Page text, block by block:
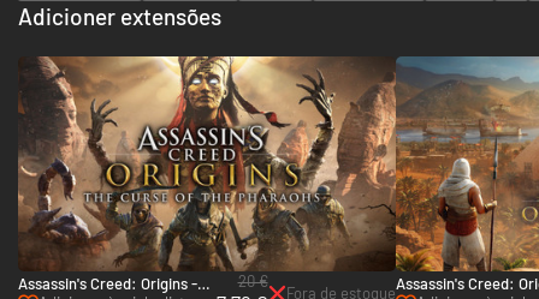
Adicioner extensões
Assassin's Creed: Origins -
20 €
Fora de estoque
Assassin's Creed: